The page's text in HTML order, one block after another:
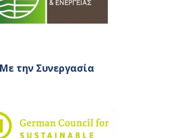
Με την Συνεργασία